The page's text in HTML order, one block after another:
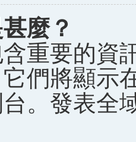
麼？
重要的資
們將顯示
。發表全